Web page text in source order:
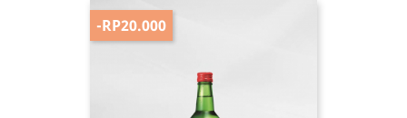
-RP20.000